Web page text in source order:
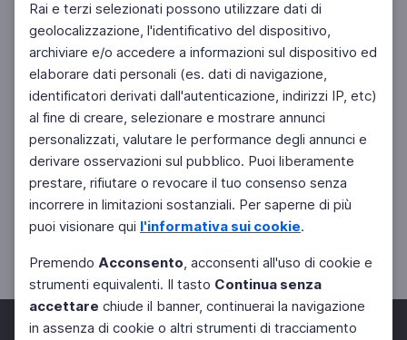
Rai e terzi selezionati possono utilizzare dati di
geolocalizzazione, l'identificativo del dispositivo,
archiviare e/o accedere a informazioni sul dispositivo ed
elaborare dati personali (es. dati di navigazione,
identificatori derivati dall'autenticazione, indirizzi IP, etc)
al fine di creare, selezionare e mostrare annunci
personalizzati, valutare le performance degli annunci e
derivare osservazioni sul pubblico. Puoi liberamente
prestare, rifiutare o revocare il tuo consenso senza
incorrere in limitazioni sostanziali. Per saperne di più
puoi visionare qui l'informativa sui cookie.
Premendo Acconsento, acconsenti all'uso di cookie e
strumenti equivalenti. Il tasto Continua senza
accettare chiude il banner, continuerai la navigazione
in assenza di cookie o altri strumenti di tracciamento